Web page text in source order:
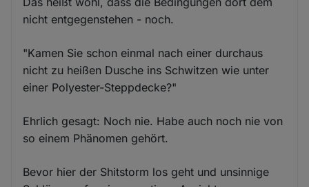
nicht entgegenstehen - noch.
"Kamen Sie schon einmal nach einer durchaus
nicht zu heißen Dusche ins Schwitzen wie unter
einer Polyester-Steppdecke?"
Ehrlich gesagt: Noch nie. Habe auch noch nie von
so einem Phänomen gehört.
Bevor hier der Shitstorm los geht und unsinnige